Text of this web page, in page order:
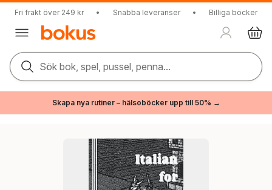
Fri frakt över 249 kr • Snabba leveranser • Billiga böcker
Sök bok, spel, pussel, penna...
Skapa nya rutiner – hälsoböcker upp till 50% →